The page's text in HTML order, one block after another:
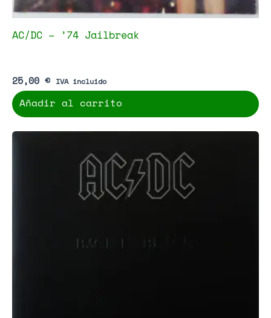
AC/DC – ’74 Jailbreak
25,00 € IVA incluido
Añadir al carrito